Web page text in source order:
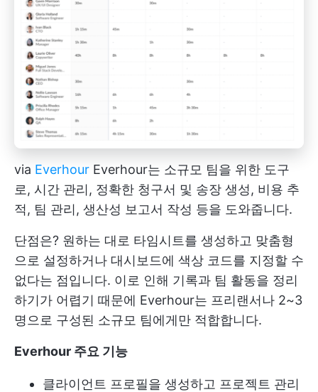
via Everhour Everhour는 소규모 팀을 위한 도구
로, 시간 관리, 정확한 청구서 및 송장 생성, 비용 추
적, 팀 관리, 생산성 보고서 작성 등을 도와줍니다.
단점은? 원하는 대로 타임시트를 생성하고 맞춤형
으로 설정하거나 대시보드에 색상 코드를 지정할 수
없다는 점입니다. 이로 인해 기록과 팀 활동을 정리
하기가 어렵기 때문에 Everhour는 프리랜서나 2~3
명으로 구성된 소규모 팀에게만 적합합니다.
Everhour 주요 기능
클라이언트 프로필을 생성하고 프로젝트 관리